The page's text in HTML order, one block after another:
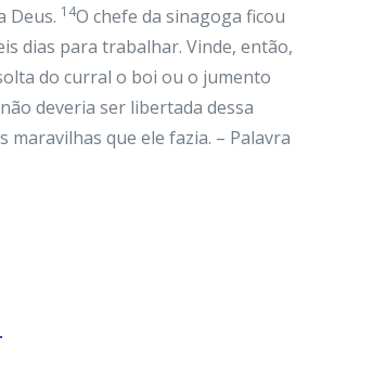
Deus. 14O chefe da sinagoga ficou
dias para trabalhar. Vinde, então,
do curral o boi ou o jumento
deveria ser libertada dessa
que ele fazia. – Palavra